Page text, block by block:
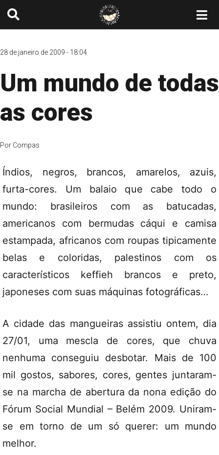
28 de janeiro de 2009 - 18:04
Um mundo de todas
as cores
Por Compas
Índios, negros, brancos, amarelos, azuis,
furta-cores. Um balaio que cabe todo o
mundo: brasileiros com as batucadas,
americanos com bermudas cáqui e camisa
estampada, africanos com roupas tipicamente
belas e coloridas, palestinos com os
característicos keffieh brancos e preto,
japoneses com suas máquinas fotográficas…
A cidade das mangueiras assistiu ontem, dia
27/01, uma mescla de cores, que chuva
nenhuma conseguiu desbotar. Mais de 100
mil gostos, sabores, cores, gentes juntaram-
se na marcha de abertura da nona edição do
Fórum Social Mundial – Belém 2009. Uniram-
se em torno de um só querer: um mundo
melhor.